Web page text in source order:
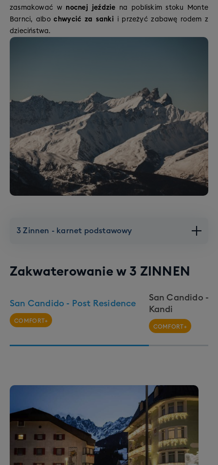
zasmakować w nocnej jeździe na pobliskim stoku Monte
Barnci, albochwycić za sanki i przeżyć zabawę rodem z
dzieciństwa.
3 Zinnen - karnet podstawowy
115 km tras 6 krzesełek 11 orczyków
1 snowpark 6 gondolek nocna jazda
Region 3 Zinnen to łącznie 115 km tras narciarskich,
dostępnych w ramach karnetu Dolomiti Superski –
Zakwaterowanie w3 ZINNEN
San Candido - Post Residence
COMFORT+
San Candido -
Kandi
COMFORT+